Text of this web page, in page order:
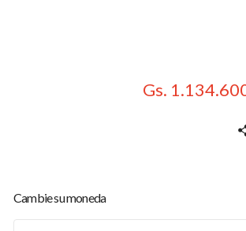
Gs.
Cambie su moneda